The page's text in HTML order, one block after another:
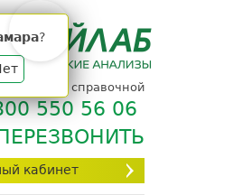
кабинет
?
единой справочной
550 56 06